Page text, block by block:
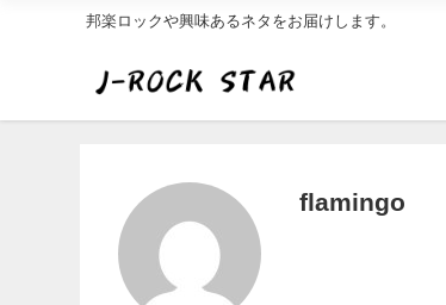
邦楽ロックや興味あるネタをお届けします。
flamingo